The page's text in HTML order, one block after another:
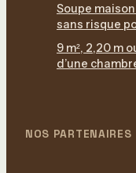
Soupe
sans risque
9 m², 2,20 m
d’une
NOS PARTENAIRES